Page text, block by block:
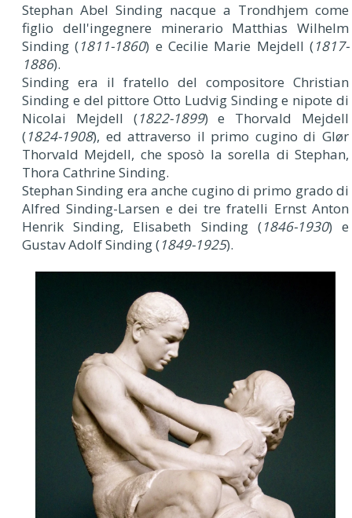
Stephan Abel Sinding nacque a Trondhjem come
figlio dell'ingegnere minerario Matthias Wilhelm
Sinding (1811-1860) e Cecilie Marie Mejdell (1817-
1886).
Sinding era il fratello del compositore Christian
Sinding e del pittore Otto Ludvig Sinding e nipote di
Nicolai Mejdell (1822-1899) e Thorvald Mejdell
(1824-1908), ed attraverso il primo cugino di Glør
Thorvald Mejdell, che sposò la sorella di Stephan,
Thora Cathrine Sinding.
Stephan Sinding era anche cugino di primo grado di
Alfred Sinding-Larsen e dei tre fratelli Ernst Anton
Henrik Sinding, Elisabeth Sinding (1846-1930) e
Gustav Adolf Sinding (1849-1925).